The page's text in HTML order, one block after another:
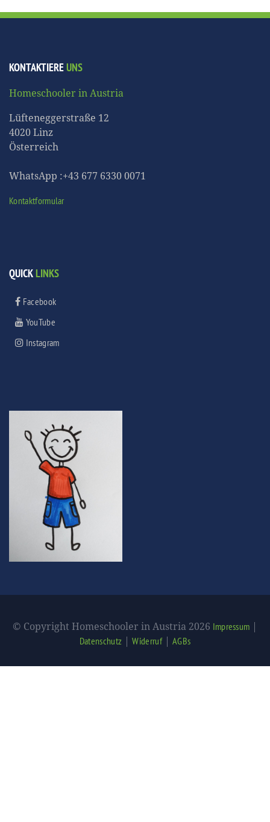
KONTAKTIEREUNS
Homeschooler in Austria
Lüfteneggerstraße 12
4020 Linz
Österreich
WhatsApp :+43 677 6330 0071
Kontaktformular
QUICKLINKS
Facebook
YouTube
Instagram
© Copyright Homeschooler in Austria 2026 Impressum |
Datenschutz |Widerruf| AGBs